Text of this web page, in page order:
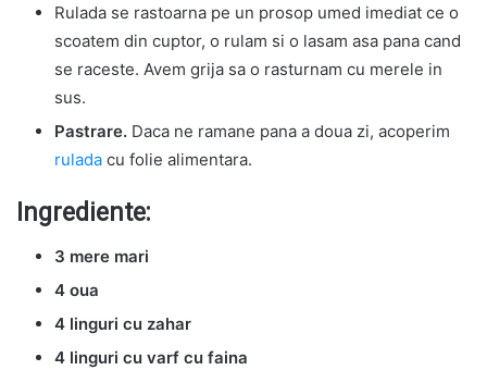
Rulada se rastoarna pe un prosop umed imediat ce o
scoatem din cuptor, o rulam si o lasam asa pana cand
se raceste. Avem grija sa o rasturnam cu merele in
sus.
Pastrare. Daca ne ramane pana a doua zi, acoperim
rulada cu folie alimentara.
Ingrediente:
3 mere mari
4 oua
4 linguri cu zahar
4 linguri cu varf cu faina